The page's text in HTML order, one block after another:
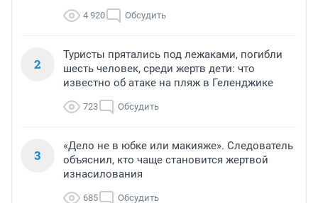
4 920 Обсудить
2
Туристы прятались под лежаками, погибли
шесть человек, среди жертв дети: что
известно об атаке на пляж в Геленджике
723 Обсудить
3
«Дело не в юбке или макияже». Следователь
объяснил, кто чаще становится жертвой
изнасилования
685 Обсудить